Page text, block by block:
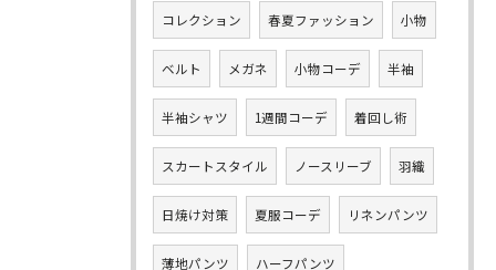
コレクション 春夏ファッション 小物
ベルト メガネ 小物コーデ 半袖
半袖シャツ 1週間コーデ 着回し術
スカートスタイル ノースリーブ 羽織
日焼け対策 夏服コーデ リネンパンツ
薄地パンツ ハーフパンツ